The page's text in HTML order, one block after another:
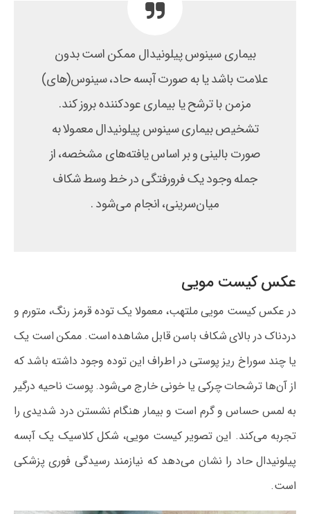
بیماری سینوس پیلونیدال ممکن است بدون
علامت باشد یا به صورت آبسه حاد، سینوس(های)
مزمن با ترشح یا بیماری عودکننده بروز کند.
تشخیص بیماری سینوس پیلونیدال معمولا به
صورت بالینی و بر اساس یافته‌های مشخصه، از
جمله وجود یک فرورفتگی در خط وسط شکاف
میان‌سرینی، انجام می‌شود .
عکس کیست مویی
در عکس کیست مویی ملتهب، معمولا یک توده قرمز رنگ، متورم و
دردناک در بالای شکاف باسن قابل مشاهده است. ممکن است یک
یا چند سوراخ ریز پوستی در اطراف این توده وجود داشته باشد که
از آن‌ها ترشحات چرکی یا خونی خارج می‌شود. پوست ناحیه درگیر
به لمس حساس و گرم است و بیمار هنگام نشستن درد شدیدی را
تجربه می‌کند. این تصویر کیست مویی، شکل کلاسیک یک آبسه
پیلونیدال حاد را نشان می‌دهد که نیازمند رسیدگی فوری پزشکی
است.